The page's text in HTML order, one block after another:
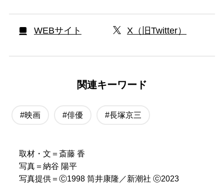
WEBサイト X（旧Twitter）
関連キーワード
#映画 #俳優 #長塚京三
取材・文＝斎藤 香
写真＝納谷 陽平
写真提供＝Ⓒ1998 筒井康隆／新潮社 ⓒ2023